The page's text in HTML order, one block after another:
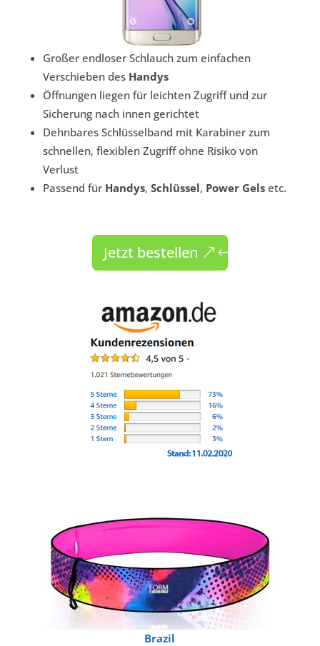
Großer endloser Schlauch zum einfachen
Verschieben des Handys
Öffnungen liegen für leichten Zugriff und zur
Sicherung nach innen gerichtet
Dehnbares Schlüsselband mit Karabiner zum
schnellen, flexiblen Zugriff ohne Risiko von
Verlust
Passend für Handys, Schlüssel, Power Gelsetc.
Jetzt bestellen
Brazil